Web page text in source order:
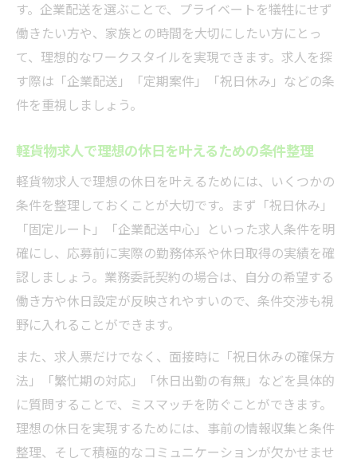
す。企業配送を選ぶことで、プライベートを犠牲にせず
働きたい方や、家族との時間を大切にしたい方にとっ
て、理想的なワークスタイルを実現できます。求人を探
す際は「企業配送」「定期案件」「祝日休み」などの条
件を重視しましょう。
軽貨物求人で理想の休日を叶えるための条件整理
軽貨物求人で理想の休日を叶えるためには、いくつかの
条件を整理しておくことが大切です。まず「祝日休み」
「固定ルート」「企業配送中心」といった求人条件を明
確にし、応募前に実際の勤務体系や休日取得の実績を確
認しましょう。業務委託契約の場合は、自分の希望する
働き方や休日設定が反映されやすいので、条件交渉も視
野に入れることができます。
また、求人票だけでなく、面接時に「祝日休みの確保方
法」「繁忙期の対応」「休日出勤の有無」などを具体的
に質問することで、ミスマッチを防ぐことができます。
理想の休日を実現するためには、事前の情報収集と条件
整理、そして積極的なコミュニケーションが欠かせませ